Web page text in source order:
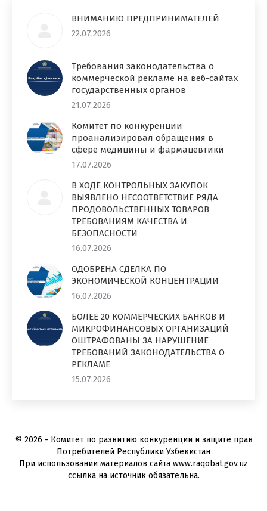
ВНИМАНИЮ ПРЕДПРИНИМАТЕЛЕЙ
22.07.2026
Требования законодательства о
коммерческой рекламе на веб-сайтах
государственных органов
21.07.2026
Комитет по конкуренции
проанализировал обращения в
сфере медицины и фармацевтики
17.07.2026
В ХОДЕ КОНТРОЛЬНЫХ ЗАКУПОК
ВЫЯВЛЕНО НЕСООТВЕТСТВИЕ РЯДА
ПРОДОВОЛЬСТВЕННЫХ ТОВАРОВ
ТРЕБОВАНИЯМ КАЧЕСТВА И
БЕЗОПАСНОСТИ
16.07.2026
ОДОБРЕНА СДЕЛКА ПО
ЭКОНОМИЧЕСКОЙ КОНЦЕНТРАЦИИ
16.07.2026
БОЛЕЕ 20 КОММЕРЧЕСКИХ БАНКОВ И
МИКРОФИНАНСОВЫХ ОРГАНИЗАЦИЙ
ОШТРАФОВАНЫ ЗА НАРУШЕНИЕ
ТРЕБОВАНИЙ ЗАКОНОДАТЕЛЬСТВА О
РЕКЛАМЕ
15.07.2026
© 2026 - Комитет по развитию конкуренции и защите прав
Потребителей Республики Узбекистан
При использовании материалов сайта www.raqobat.gov.uz
ссылка на источник обязательна.